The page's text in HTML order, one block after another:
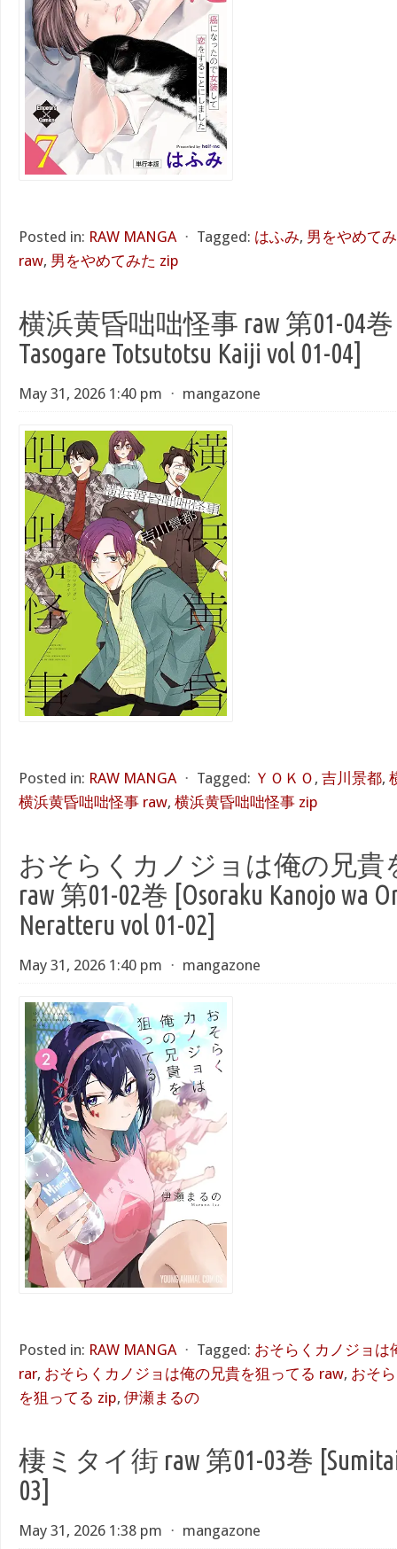
Posted in: RAW MANGA ⋅ Tagged: はふみ, 男をやめて
raw, 男をやめてみた zip
横浜黄昏咄咄怪事 raw 第01-04巻
Tasogare Totsutotsu Kaiji vol 01-04]
May 31, 2026 1:40 pm ⋅ mangazone
Posted in: RAW MANGA ⋅ Tagged: ＹＯＫＯ , 吉川景都,
横浜黄昏咄咄怪事 raw, 横浜黄昏咄咄怪事 zip
おそらくカノジョは俺の兄貴
raw 第01-02巻 [Osoraku Kanojo wa
Neratteru vol 01-02]
May 31, 2026 1:40 pm ⋅ mangazone
Posted in: RAW MANGA ⋅ Tagged: おそらくカノジョは
rar, おそらくカノジョは俺の兄貴を狙ってる raw, おそ
を狙ってる zip, 伊瀬まるの
棲ミタイ街 raw 第01-03巻 [Sumitai
03]
May 31, 2026 1:38 pm ⋅ mangazone